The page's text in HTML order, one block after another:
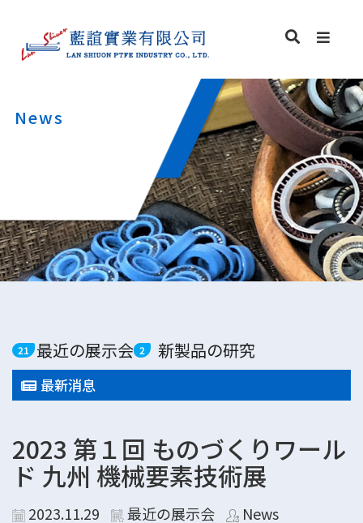
News
最近の展示会
21 新製品の研究開発
2
最新消息
2023 第１回 ものづくりワール
ド 九州 機械要素技術展
2023.11.29 最近の展示会 News